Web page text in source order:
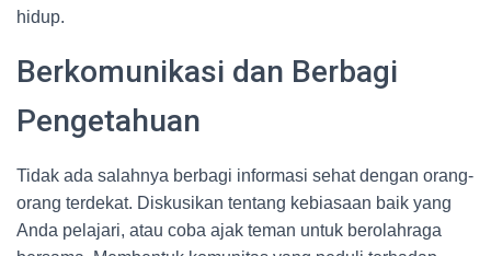
hidup.
Berkomunikasi dan Berbagi
Pengetahuan
Tidak ada salahnya berbagi informasi sehat dengan orang-
orang terdekat. Diskusikan tentang kebiasaan baik yang
Anda pelajari, atau coba ajak teman untuk berolahraga